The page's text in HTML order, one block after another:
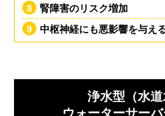
腎障害のリスク増加
中枢神経にも悪影響を与え
浄水型（水道